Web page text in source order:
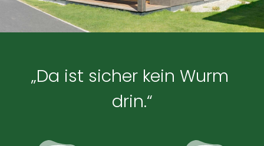
„Da ist sicher kein Wurm
drin.“